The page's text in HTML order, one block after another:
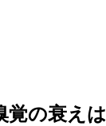
覚の衰え